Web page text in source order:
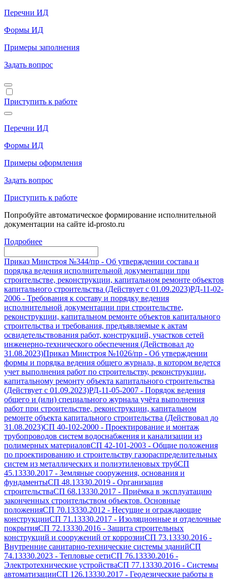
Перечни ИД
Формы ИД
Примеры заполнения
Задать вопрос
Приступить к работе
Перечни ИД
Формы ИД
Примеры оформления
Задать вопрос
Приступить к работе
Попробуйте автоматическое формирование исполнительной
документации на сайте id-prosto.ru
Подробнее
Приказ Минстроя №344/пр - Об утверждении состава и
порядка ведения исполнительной документации при
строительстве, реконструкции, капитальном ремонте объектов
капитального строительства (Действует с 01.09.2023)РД-11-02-
2006 - Требования к составу и порядку ведения
исполнительной документации при строительстве,
реконструкции, капитальном ремонте объектов капитального
строительства и требования, предъявляемые к актам
освидетельствования работ, конструкций, участков сетей
инженерно-технического обеспечения (Действовал до
31.08.2023)Приказ Минстроя №1026/пр - Об утверждении
формы и порядка ведения общего журнала, в котором ведется
учет выполнения работ по строительству, реконструкции,
капитальному ремонту объекта капитального строительства
(Действует с 01.09.2023)РД-11-05-2007 - Порядок ведения
общего и (или) специального журнала учёта выполнения
работ при строительстве, реконструкции, капитальном
ремонте объекта капитального строительства (Действовал до
31.08.2023)СП 40-102-2000 - Проектирование и монтаж
трубопроводов систем водоснабжения и канализации из
полимерных материаловСП 42-101-2003 - Общие положения
по проектированию и строительству газораспределительных
систем из металлических и полиэтиленовых трубСП
45.13330.2017 - Земляные сооружения, основания и
фундаментыСП 48.13330.2019 - Организация
строительстваСП 68.13330.2017 - Приёмка в эксплуатацию
законченных строительством объектов. Основные
положенияСП 70.13330.2012 - Несущие и ограждающие
конструкцииСП 71.13330.2017 - Изоляционные и отделочные
покрытияСП 72.13330.2016 - Защита строительных
конструкций и сооружений от коррозииСП 73.13330.2016 -
Внутренние санитарно-технические системы зданийСП
74.13330.2023 - Тепловые сетиСП 76.13330.2016 -
Электротехнические устройстваСП 77.13330.2016 - Системы
автоматизацииСП 126.13330.2017 - Геодезические работы в